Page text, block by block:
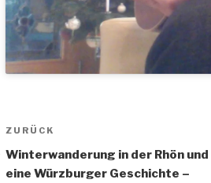
Beitragsnavigation
Vorheriger
Beitrag
ZURÜCK
Winterwanderung in der Rhön und
eine Würzburger Geschichte –